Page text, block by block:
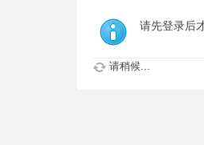
请先登录后
请稍候...